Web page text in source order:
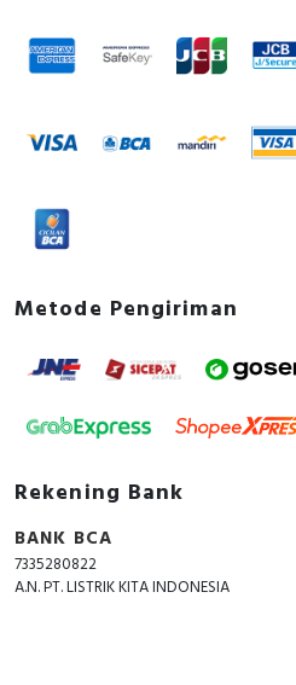
Metode Pengiriman
Rekening Bank
BANK BCA
7335280822
A.N. PT. LISTRIK KITA INDONESIA